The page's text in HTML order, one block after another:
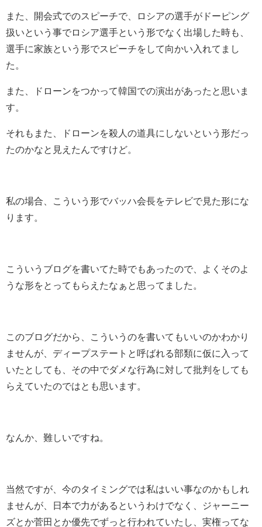
また、開会式でのスピーチで、ロシアの選手がドーピング
扱いという事でロシア選手という形でなく出場した時も、
選手に家族という形でスピーチをして向かい入れてまし
た。
また、ドローンをつかって韓国での演出があったと思いま
す。
それもまた、ドローンを殺人の道具にしないという形だっ
たのかなと見えたんですけど。
私の場合、こういう形でバッハ会長をテレビで見た形にな
ります。
こういうブログを書いてた時でもあったので、よくそのよ
うな形をとってもらえたなぁと思ってました。
このブログだから、こういうのを書いてもいいのかわかり
ませんが、ディープステートと呼ばれる部類に仮に入って
いたとしても、その中でダメな行為に対して批判をしても
らえていたのではとも思います。
なんか、難しいですね。
当然ですが、今のタイミングでは私はいい事なのかもしれ
ませんが、日本で力があるというわけでなく、ジャーニー
ズとか菅田とか優先でずっと行われていたし、実権ってな